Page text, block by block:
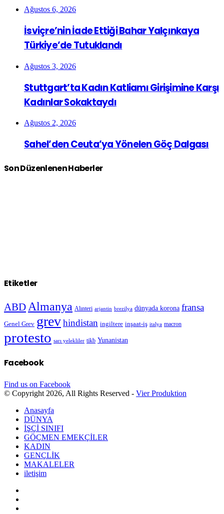
Ağustos 6, 2026
İsviçre’nin İade Ettiği Bahar Yalçınkaya
Türkiye’de Tutuklandı
Ağustos 3, 2026
Stuttgart’ta Kadın Katliamı Girişimine Karşı
Kadınlar Sokaktaydı
Ağustos 2, 2026
Sahel’den Ceuta’ya Yönelen Göç Dalgası
Son Düzenlenen Haberler
Etiketler
ABD Almanya Alınteri arjantin brezilya dünyada korona fransa
Genel Grev grevhindistan ingiltere inşaat-iş italya macron
protesto sarı yelekliler tikb Yunanistan
Facebook
Find us on Facebook
© Copyright 2026, All Rights Reserved - Vier Produktion
Anasayfa
DÜNYA
İŞÇİ SINIFI
GÖÇMEN EMEKÇİLER
KADIN
GENÇLİK
MAKALELER
iletişim